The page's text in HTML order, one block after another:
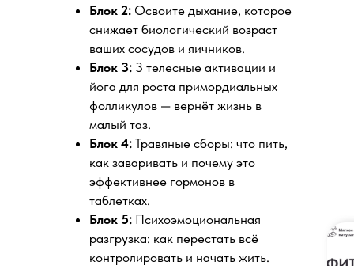
Блок 2: Освоите дыхание, которое
снижает биологический возраст
ваших сосудов и яичников.
Блок 3: 3 телесные активации и
йога для роста примордиальных
фолликулов — вернёт жизнь в
малый таз.
Блок 4: Травяные сборы: что пить,
как заваривать и почему это
эффективнее гормонов в
таблетках.
Блок 5: Психоэмоциональная
разгрузка: как перестать всё
контролировать и начать жить.